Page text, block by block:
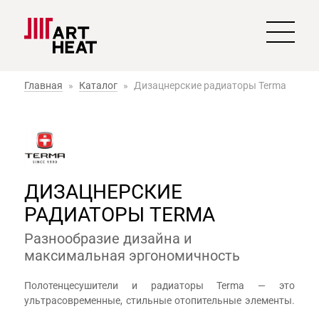
Главная » Каталог » Дизацнерские радиаторы Terma
ДИЗАЦНЕРСКИЕ
РАДИАТОРЫ TERMA
Разнообразие дизайна и
максимальная эргономичность
Полотенцесушители и радиаторы Terma — это
ультрасовременные, стильные отопительные элементы.